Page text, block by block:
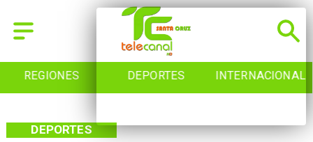
REGIONES DEPORTES INTERNACIONAL
DEPORTES